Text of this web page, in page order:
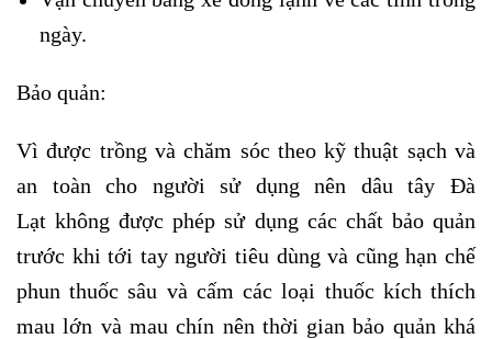
ngày.
Bảo quản:
Vì được trồng và chăm sóc theo kỹ thuật sạch và
an toàn cho người sử dụng nên dâu tây Đà
Lạt không được phép sử dụng các chất bảo quản
trước khi tới tay người tiêu dùng và cũng hạn chế
phun thuốc sâu và cấm các loại thuốc kích thích
mau lớn và mau chín nên thời gian bảo quản khá